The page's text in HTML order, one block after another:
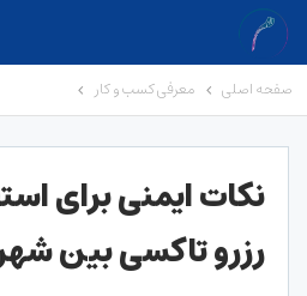
صفحه اصلی معرفی کسب و کار
نکات ایمنی برای
رزرو تاکسی بین